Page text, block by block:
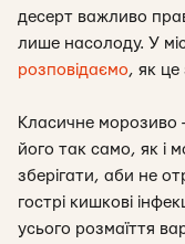
десерт важливо
лише насолоду. У
розповідаємо, як це
Класичне морозиво
його так само, як і
зберігати, аби не
гострі кишкові
усього розмаїття